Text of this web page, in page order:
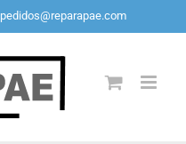
pedidos@reparapae.com